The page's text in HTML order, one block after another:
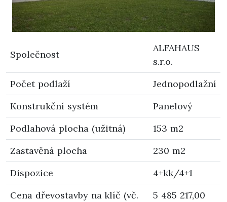
Společnost
ALFAHAUS
s.r.o.
Počet podlaží
Jednopodlažní
Konstrukční systém
Panelový
Podlahová plocha (užitná)
153 m2
Zastavěná plocha
230 m2
Dispozice
4+kk/4+1
Cena dřevostavby na klíč (vč.
5 485 217,00